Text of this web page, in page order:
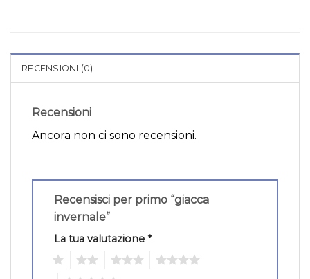
RECENSIONI (0)
Recensioni
Ancora non ci sono recensioni.
Recensisci per primo “giacca
invernale”
La tua valutazione *